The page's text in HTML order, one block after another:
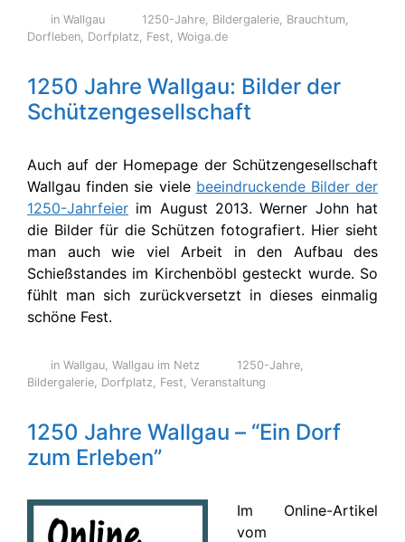
in Wallgau 1250-Jahre, Bildergalerie, Brauchtum,
Dorfleben, Dorfplatz, Fest, Woiga.de
1250 Jahre Wallgau: Bilder der
Schützengesellschaft
Auch auf der Homepage der Schützengesellschaft
Wallgau finden sie viele beeindruckende Bilder der
1250-Jahrfeier im August 2013. Werner John hat
die Bilder für die Schützen fotografiert. Hier sieht
man auch wie viel Arbeit in den Aufbau des
Schießstandes im Kirchenböbl gesteckt wurde. So
fühlt man sich zurückversetzt in dieses einmalig
schöne Fest.
in Wallgau, Wallgau im Netz 1250-Jahre,
Bildergalerie, Dorfplatz, Fest, Veranstaltung
1250 Jahre Wallgau – “Ein Dorf
zum Erleben”
Im Online-Artikel
vom